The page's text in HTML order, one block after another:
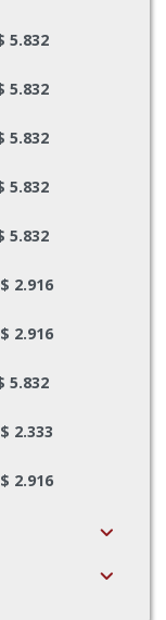
5.832
5.832
5.832
5.832
5.832
$ 2.916
$ 2.916
5.832
$ 2.333
$ 2.916